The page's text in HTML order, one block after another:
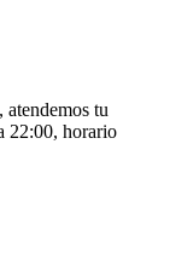
atendemos tu
22:00, horario